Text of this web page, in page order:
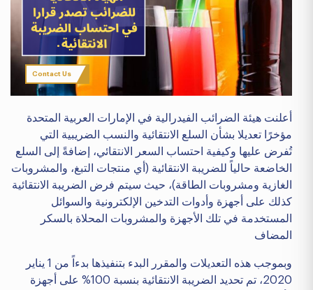
Contact Us
أعلنت هيئة الضرائب الفيدرالية في الإمارات العربية المتحدة
مؤخرًا تعديلا بشأن السلع الانتقائية والنسب الضريبية التي
تُفرض عليها وكيفية احتساب السعر الانتقائي، إضافةً إلى السلع
الخاضعة حالياً للضريبة الانتقائية (أي منتجات التبغ، والمشروبات
الغازية ومشروبات الطاقة)، حيث سيتم فرض الضريبة الانتقائية
كذلك على أجهزة وأدوات التدخين الإلكترونية والسوائل
المستخدمة في تلك الأجهزة والمشروبات المحلاة بالسكر
المضاف
وبموجب هذه التعديلات والمقرر البدء بتنفيذها بدءاً من 1 يناير
2020، تم تحديد الضريبة الانتقائية بنسبة 100% على أجهزة